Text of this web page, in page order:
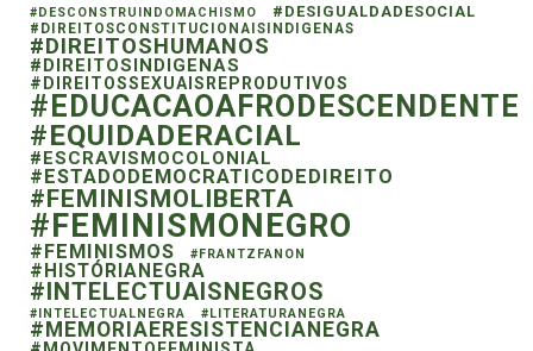
#DESCONSTRUINDOMACHISMO #DESIGUALDADESOCIAL
#DIREITOSCONSTITUCIONAISINDIGENAS
#DIREITOSHUMANOS
#DIREITOSINDIGENAS
#DIREITOSSEXUAISREPRODUTIVOS
#EDUCACAOAFRODESCENDENTE
#EQUIDADERACIAL
#ESCRAVISMOCOLONIAL
#ESTADODEMOCRATICODEDIREITO
#FEMINISMOLIBERTA
#FEMINISMONEGRO
#FEMINISMOS #FRANTZFANON
#HISTÓRIANEGRA
#INTELECTUAISNEGROS
#INTELECTUALNEGRA #LITERATURANEGRA
#MEMORIAERESISTENCIANEGRA